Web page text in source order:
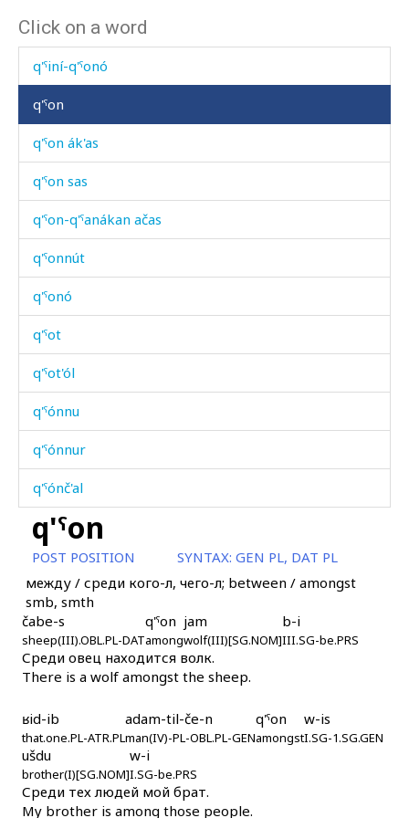
Click on a word
q'ˤént'bos
q'ˤiní-q'ˤonó
q'ˤon
q'ˤon ák'as
q'ˤon sas
q'ˤon-q'ˤanákan ačas
q'ˤonnút
q'ˤonó
q'ˤot
q'ˤot'ól
q'ˤónnu
q'ˤónnur
q'ˤónč'al
q'ˤótːaqˤli
q'ˤótːiqˤ
q'ˤummús
q'ˤurgí
q'ˤut'
q'ˤúq'ˤi
q'ˤúrəsːi
q'ˤúrəsːi
q'ˤon
POST POSITION SYNTAX: GEN PL, DAT PL
между / среди кого-л, чего-л; between / amongst
smb, smth
čabe-s
sheep(III).OBL.PL-DAT
q'ˤon
among
jam
wolf(III)[SG.NOM]
b-i
III.SG-be.PRS
Среди овец находится волк.
There is a wolf amongst the sheep.
ʁid-ib
that.one.PL-ATR.PL
adam-til-če-n
man(IV)-PL-OBL.PL-GEN
q'ˤon
amongst
w-is
I.SG-1.SG.GEN
ušdu
brother(I)[SG.NOM]
w-i
I.SG-be.PRS
Среди тех людей мой брат.
My brother is among those people.